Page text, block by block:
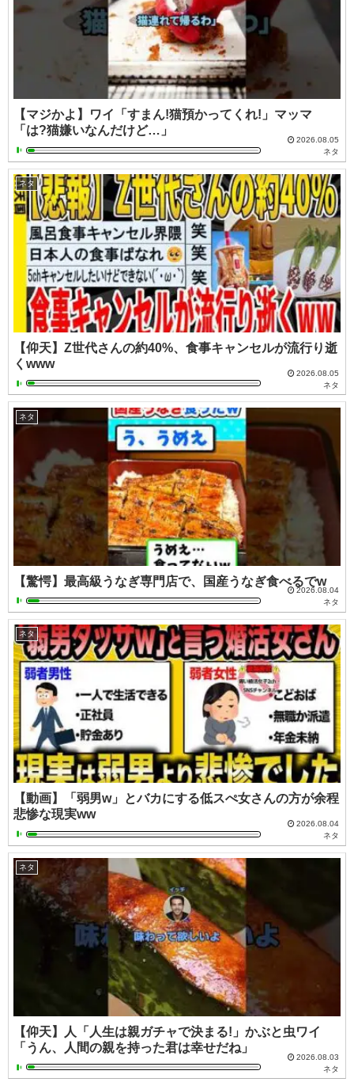
【マジかよ】ワイ「すまん!猫預かってくれ!」マッマ
「は?猫嫌いなんだけど…」
2026.08.05
ネタ
ネタ
【仰天】Z世代さんの約40%、食事キャンセルが流行り逝
くwww
2026.08.05
ネタ
ネタ
【驚愕】最高級うなぎ専門店で、国産うなぎ食べるでw
2026.08.04
ネタ
ネタ
【動画】「弱男w」とバカにする低スぺ女さんの方が余程
悲惨な現実ww
2026.08.04
ネタ
ネタ
【仰天】人「人生は親ガチャで決まる!」かぶと虫ワイ
「うん、人間の親を持った君は幸せだね」
2026.08.03
ネタ